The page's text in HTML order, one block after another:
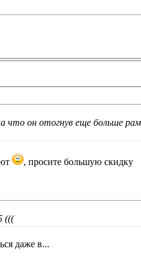
что он отогнув еще больше
, просите большую скидку
(((
даже в...